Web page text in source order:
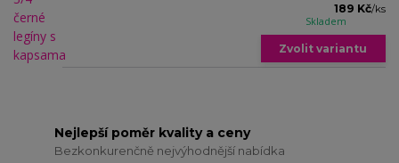
189 Kč/ks
Skladem
Zvolit variantu
Nejlepší poměr kvality a ceny
Bezkonkurenčně nejvýhodnější nabídka